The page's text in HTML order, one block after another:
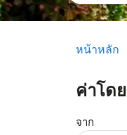
หน้าหลัก
ค่าโด
จาก
ลองอัปเด